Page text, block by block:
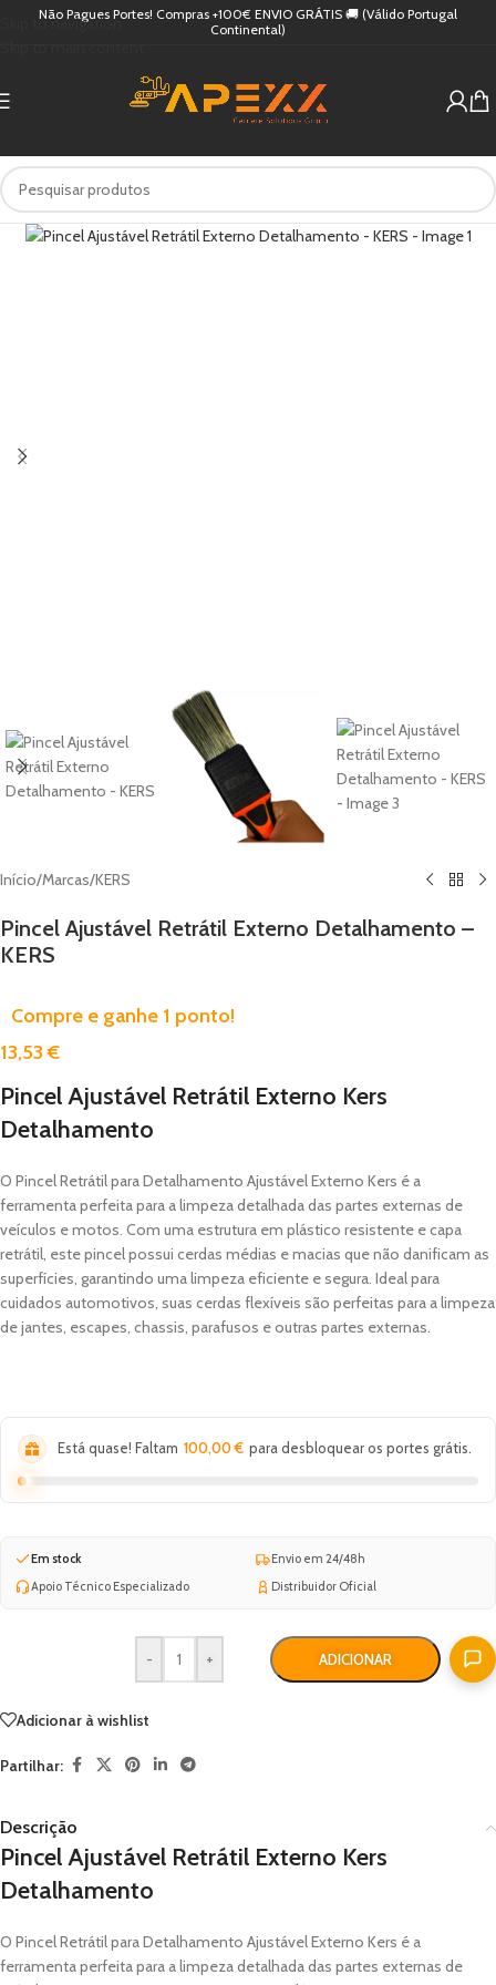
Skip to navigation
Não Pagues Portes! Compras +100€ ENVIO GRÁTIS 🚚 (Válido Portugal
Continental)
Início/Marcas/KERS
Pincel Ajustável Retrátil Externo Detalhamento –
KERS
Compre e ganhe 1 ponto!
13,53€
Pincel Ajustável Retrátil Externo Kers
Detalhamento
O Pincel Retrátil para Detalhamento Ajustável Externo Kers é a
ferramenta perfeita para a limpeza detalhada das partes externas de
veículos e motos. Com uma estrutura em plástico resistente e capa
retrátil, este pincel possui cerdas médias e macias que não danificam as
superfícies, garantindo uma limpeza eficiente e segura. Ideal para
cuidados automotivos, suas cerdas flexíveis são perfeitas para a limpeza
de jantes, escapes, chassis, parafusos e outras partes externas.
Está quase! Faltam 100,00€ para desbloquear os portes grátis.
Em stock
Envio em 24/48h
Apoio Técnico Especializado
Distribuidor Oficial
- + ADICIONAR
Adicionar à wishlist
Partilhar:
Descrição
Pincel Ajustável Retrátil Externo Kers
Detalhamento
O Pincel Retrátil para Detalhamento Ajustável Externo Kers é a
ferramenta perfeita para a limpeza detalhada das partes externas de